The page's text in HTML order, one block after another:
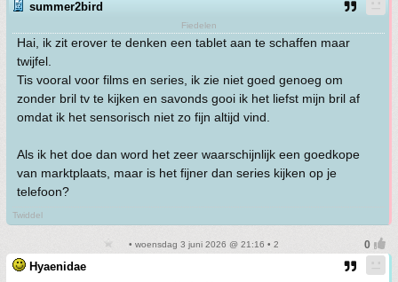
summer2bird
Fiedelen
Hai, ik zit erover te denken een tablet aan te schaffen maar
twijfel.
Tis vooral voor films en series, ik zie niet goed genoeg om
zonder bril tv te kijken en savonds gooi ik het liefst mijn bril af
omdat ik het sensorisch niet zo fijn altijd vind.
Als ik het doe dan word het zeer waarschijnlijk een goedkope
van marktplaats, maar is het fijner dan series kijken op je
telefoon?
Twiddel
• woensdag 3 juni 2026 @ 21:16 • 2
Hyaenidae